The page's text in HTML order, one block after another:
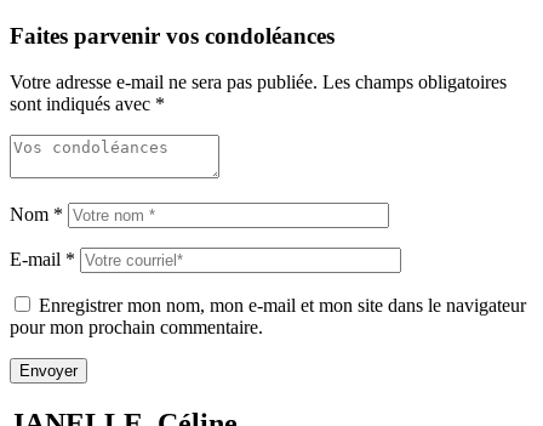
Faites parvenir vos condoléances
Votre adresse e-mail ne sera pas publiée. Les champs obligatoires
sont indiqués avec *
Nom *
E-mail *
Enregistrer mon nom, mon e-mail et mon site dans le navigateur
pour mon prochain commentaire.